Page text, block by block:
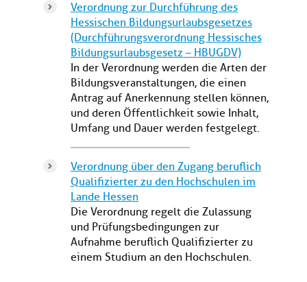
Verordnung zur Durchführung des
Hessischen Bildungsurlaubsgesetzes
(Durchführungsverordnung Hessisches
Bildungsurlaubsgesetz – HBUGDV)
In der Verordnung werden die Arten der
Bildungsveranstaltungen, die einen
Antrag auf Anerkennung stellen können,
und deren Öffentlichkeit sowie Inhalt,
Umfang und Dauer werden festgelegt.
Verordnung über den Zugang beruflich
Qualifizierter zu den Hochschulen im
Lande Hessen
Die Verordnung regelt die Zulassung
und Prüfungsbedingungen zur
Aufnahme beruflich Qualifizierter zu
einem Studium an den Hochschulen.